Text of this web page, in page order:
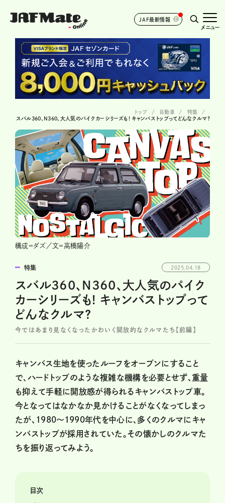
JAF最新情報
メニュー
トップ 自動車
特集
スバル360、N360、大人気のパイクカーシリーズも! キャンバストップってどんなクルマ?
構成＝ダズ／文＝高橋陽介
特集 2025.04.18
スバル360、N360、大人気のパイク
カーシリーズも! キャンバストップって
どんなクルマ?
今ではあまり見なくなったかわいく開放的なクルマたち【前編】
キャンバス生地を使ったルーフをオープンにすること
で、ハードトップのような複雑な機構を必要とせず、重量
も抑えて手軽に開放感が得られるキャンバストップ車。
今となってはなかなか見かけることがなくなってしまっ
たが、1980〜1990年代を中心に、多くのクルマにキャ
ンバストップが採用されていた。その懐かしのクルマた
ちを振り返ってみよう。
目次